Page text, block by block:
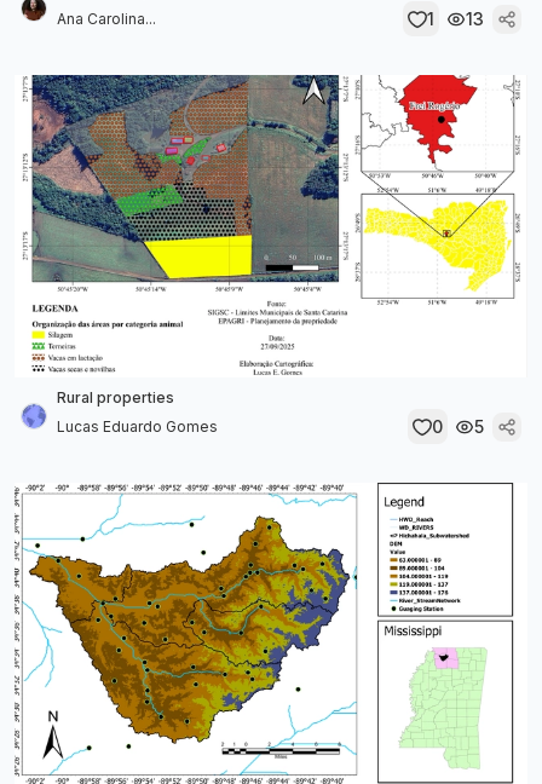
Ana Carolina...
1 13
Rural properties
Lucas Eduardo Gomes
0 5